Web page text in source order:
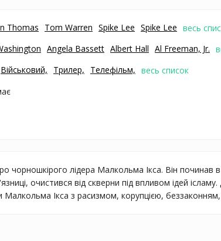
Thomas Tom Warren Spike Lee Spike Lee весь
Angela Bassett Albert Hall Al Freeman, Jr.
Військовий, Трилер, Телефільм, весь список
чорношкірого лідера Малкольма Ікса. Він починав в
очистився від скверни під впливом ідей
Ікса з расизмом, корупцією,